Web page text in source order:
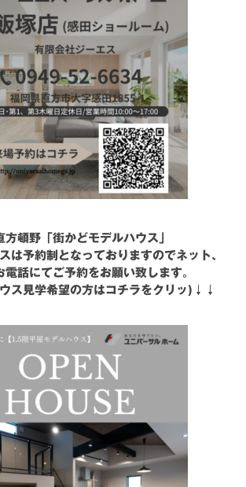
・コラボ情報
識
方頓野「街かどモデルハウス」
は予約制となっておりますのでネット、
電話にてご予約をお願い致します。
ス見学希望の方はコチラをクリッ)↓↓